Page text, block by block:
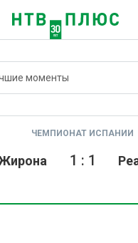
моменты
ЧЕМПИОНАТ ИСПАНИИ
1 : 1